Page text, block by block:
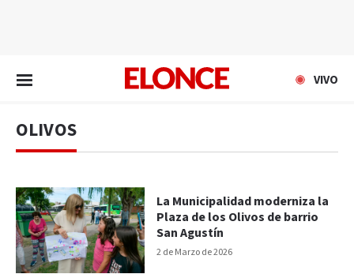
VIVO
OLIVOS
2 de Marzo de 2026
La Municipalidad moderniza la
Plaza de los Olivos de barrio
San Agustín